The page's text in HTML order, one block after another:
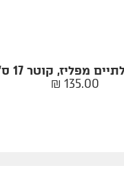
מפליז, קוטר 17 ס"מ
135.00
₪